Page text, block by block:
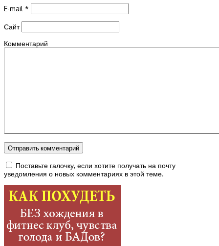
E-mail *
Сайт
Комментарий
Поставьте галочку, если хотите получать на почту
уведомления о новых комментариях в этой теме.